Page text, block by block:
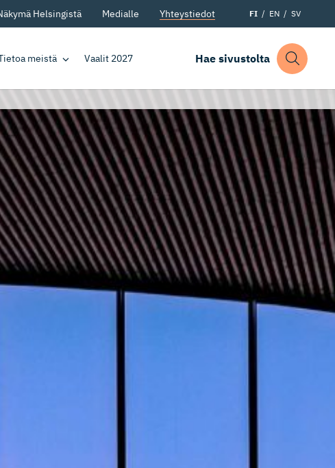
Helsingistä Medialle Yhteystiedot FI EN SV
meistä Vaalit 2027 Hae sivustolta